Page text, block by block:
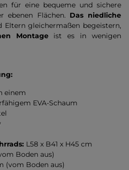
für eine bequeme und sichere
ebenen Flächen. Das niedliche
Eltern gleichermaßen begeistern,
Montageist es in wenigen
einem
EVA-Schaum
L58 x B41 x H45 cm
Boden aus)
(vom Boden aus)